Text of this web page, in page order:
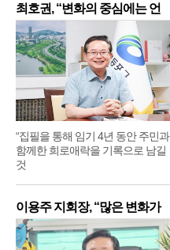
최호권, “변화의 중심에는 언
제
“집필을 통해 임기 4년 동안 주민과
함께한 희로애락을 기록으로 남길
것
이용주 지회장, “많은 변화가